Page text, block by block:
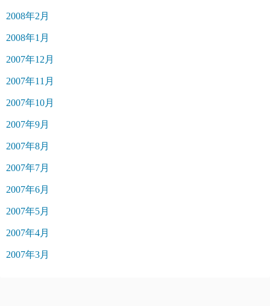
2008年2月
2008年1月
2007年12月
2007年11月
2007年10月
2007年9月
2007年8月
2007年7月
2007年6月
2007年5月
2007年4月
2007年3月